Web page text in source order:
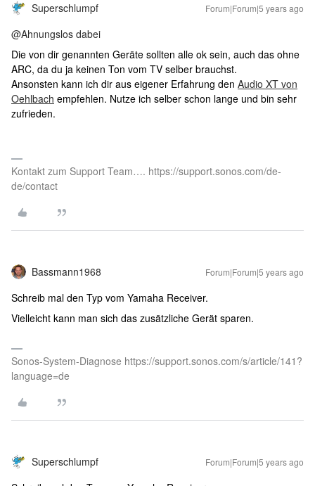
Superschlumpf Forum|Forum|5 years ago
@Ahnungslos dabei
Die von dir genannten Geräte sollten alle ok sein, auch das ohne
ARC, da du ja keinen Ton vom TV selber brauchst.
Ansonsten kann ich dir aus eigener Erfahrung den Audio XT von
Oehlbach empfehlen. Nutze ich selber schon lange und bin sehr
zufrieden.
Kontakt zum Support Team…. https://support.sonos.com/de-
de/contact
Bassmann1968 Forum|Forum|5 years ago
Schreib mal den Typ vom Yamaha Receiver.
Vielleicht kann man sich das zusätzliche Gerät sparen.
Sonos-System-Diagnose https://support.sonos.com/s/article/141?
language=de
Superschlumpf Forum|Forum|5 years ago